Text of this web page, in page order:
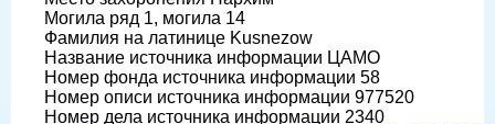
Могила ряд 1, могила 14
Фамилия на латинице Kusnezow
Название источника информации ЦАМО
Номер фонда источника информации 58
Номер описи источника информации 977520
Номер дела источника информации 2340